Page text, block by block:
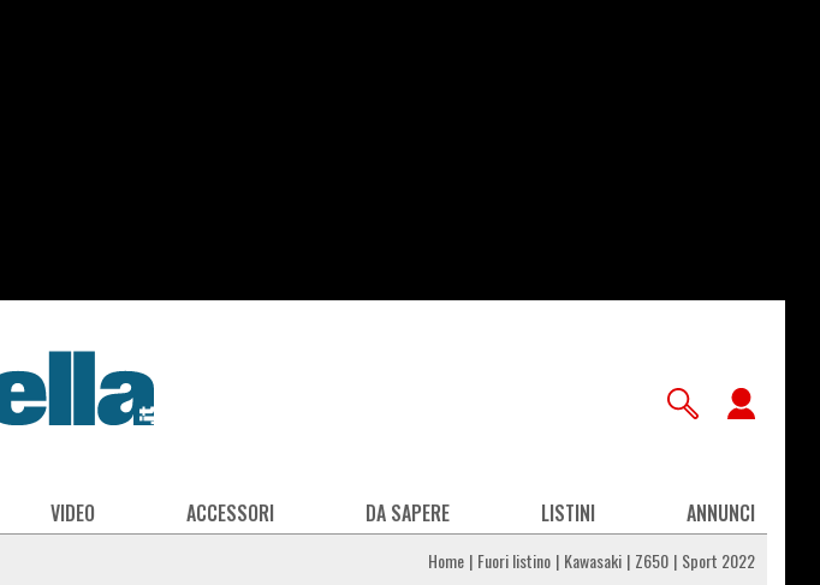
VIDEO ACCESSORI DA SAPERE LISTINI ANNUNCI
Home Fuori listino Kawasaki Z650 Sport 2022